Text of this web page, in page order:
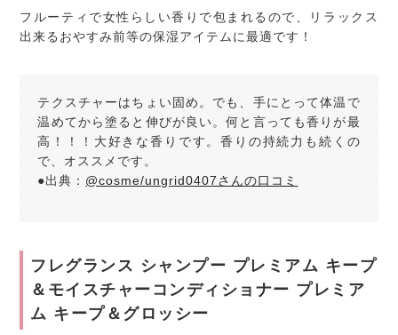
フルーティで女性らしい香りで包まれるので、リラックス
出来るおやすみ前等の保湿アイテムに最適です！
テクスチャーはちょい固め。でも、手にとって体温で
温めてから塗ると伸びが良い。何と言っても香りが最
高！！！大好きな香りです。香りの持続力も続くの
で、オススメです。
●出典： @cosme/ungrid0407さんの口コミ
フレグランス シャンプー プレミアム キープ
＆モイスチャーコンディショナー プレミア
ム キープ＆グロッシー